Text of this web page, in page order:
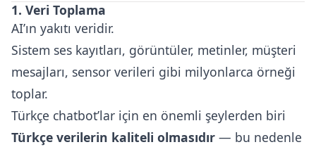
1. Veri Toplama
AI’ın yakıtı veridir.
Sistem ses kayıtları, görüntüler, metinler, müşteri
mesajları, sensor verileri gibi milyonlarca örneği
toplar.
Türkçe chatbot’lar için en önemli şeylerden biri
Türkçe verilerin kaliteli olmasıdır — bu nedenle